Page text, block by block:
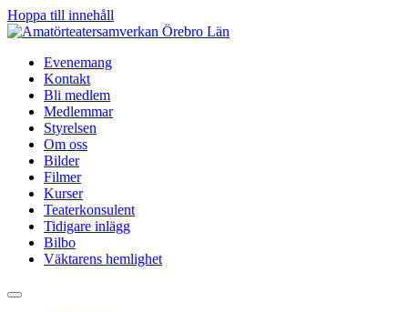
Hoppa till innehåll
Evenemang
Kontakt
Bli medlem
Medlemmar
Styrelsen
Om oss
Bilder
Filmer
Kurser
Teaterkonsulent
Tidigare inlägg
Bilbo
Väktarens hemlighet